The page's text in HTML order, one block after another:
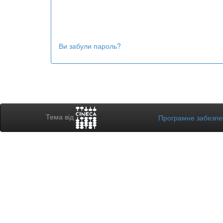
Ви забули пароль?
Тема від Програмне